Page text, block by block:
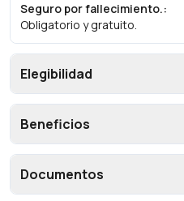
Seguro por fallecimiento.:
Obligatorio y gratuito.
Elegibilidad
Beneficios
Documentos